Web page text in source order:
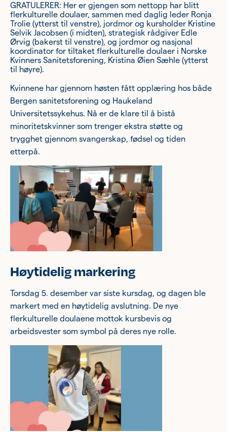
GRATULERER: Her er gjengen som nettopp har blitt
flerkulturelle doulaer, sammen med daglig leder Ronja
Trolie (ytterst til venstre), jordmor og kursholder Kristine
Selvik Jacobsen (i midten), strategisk rådgiver Edle
Ørvig (bakerst til venstre), og jordmor og nasjonal
koordinator for tiltaket flerkulturelle doulaer i Norske
Kvinners Sanitetsforening, Kristina Øien Sæhle (ytterst
til høyre).
Kvinnene har gjennom høsten fått opplæring hos både
Bergen sanitetsforening og Haukeland
Universitetssykehus. Nå er de klare til å bistå
minoritetskvinner som trenger ekstra støtte og
trygghet gjennom svangerskap, fødsel og tiden
etterpå.
Høytidelig markering
Torsdag 5. desember var siste kursdag, og dagen ble
markert med en høytidelig avslutning. De nye
flerkulturelle doulaene mottok kursbevis og
arbeidsvester som symbol på deres nye rolle.